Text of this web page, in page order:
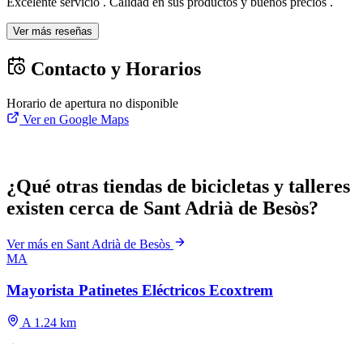
Ver más reseñas
Contacto y Horarios
Horario de apertura no disponible
Ver en Google Maps
¿Qué otras tiendas de bicicletas y talleres
existen cerca de Sant Adrià de Besòs?
Ver más en Sant Adrià de Besòs
MA
Mayorista Patinetes Eléctricos Ecoxtrem
A 1.24 km